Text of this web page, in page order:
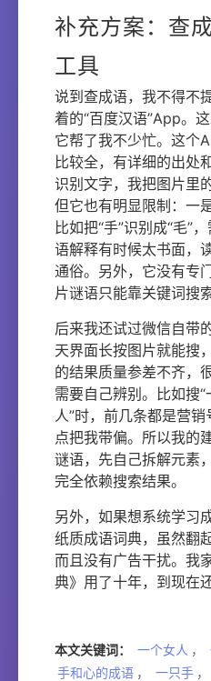
补充方案：查
工具
说到查成语，我不得不
着的“百度汉语”App。
它帮了我不少忙。这个
比较全，有详细的出处
识别文字，我把图片里
但它也有明显限制：一
比如把“手”识别成“毛”
语解释有时候太书面，
通俗。另外，它没有专
片谜语只能靠关键词搜
后来我还试过微信自带
天界面长按图片就能搜
的结果质量参差不齐，
需要自己辨别。比如搜
人”时，前几条都是营
点把我带偏。所以我的
谜语，先自己拆解元素
完全依赖搜索结果。
另外，如果想系统学习
纸质成语词典，虽然翻
而且没有广告干扰。我
典》用了十年，到现在
本文关键词： 一个女人 ，
手和心的成语 ， 一只手 ，